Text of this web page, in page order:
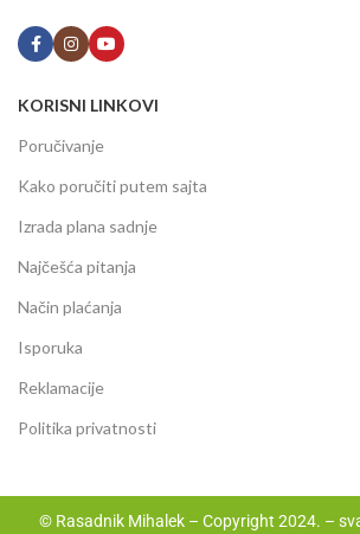
KORISNI LINKOVI
Poručivanje
Kako poručiti putem sajta
Izrada plana sadnje
Najčešća pitanja
Način plaćanja
Isporuka
Reklamacije
Politika privatnosti
© Rasadnik Mihalek – Copyright 2024. –